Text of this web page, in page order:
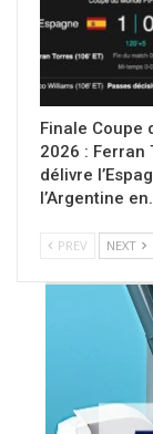
Finale Coupe
2026 : Ferran
délivre
l’Argentine
PREV NEXT